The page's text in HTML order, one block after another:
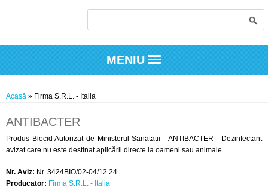
MENIU
Eşti aici
Acasă » Firma S.R.L. - Italia
ANTIBACTER
Produs Biocid Autorizat de Ministerul Sanatatii - ANTIBACTER - Dezinfectant
avizat care nu este destinat aplicării directe la oameni sau animale.
Nr. Aviz: Nr. 3424BIO/02-04/12.24
Producator: Firma S.R.L. - Italia